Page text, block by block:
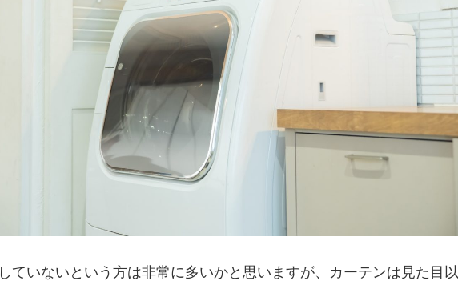
ていないという方は非常に多いかと思いますが、カーテンは見た目以